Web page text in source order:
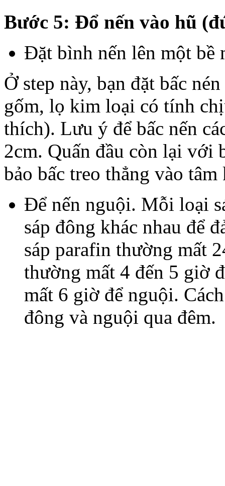
Bước 5: Đổ nến vào hũ
Đặt bình nến lên một bề
Ở step này, bạn đặt bấc
gốm, lọ kim loại có tính
thích). Lưu ý để bấc nến
2cm. Quấn đầu còn lại với
bảo bấc treo thẳng vào tâm
Để nến nguội. Mỗi loại
sáp đông khác nhau để
sáp parafin thường mất
thường mất 4 đến 5 giờ
mất 6 giờ để nguội.
đông và nguội qua đêm.